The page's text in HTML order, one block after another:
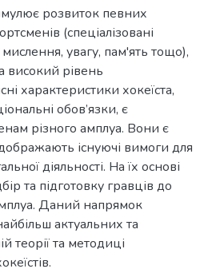
розвиток певних
(спеціалізовані
увагу, пам'ять тощо),
високий рівень
характеристики хокеїста,
обов’язки, є
різного амплуа. Вони є
існуючі вимоги для
діяльності. На їх основі
та підготовку гравців до
Даний напрямок
актуальних та
теорії та методиці